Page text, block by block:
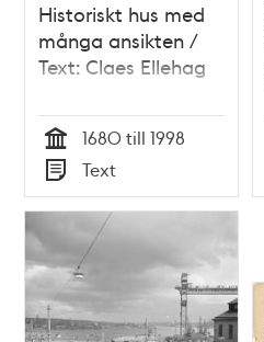
Historiskt hus med
många ansikten /
Text: Claes Ellehag
Tid
1680 till 1998
Typ
Text